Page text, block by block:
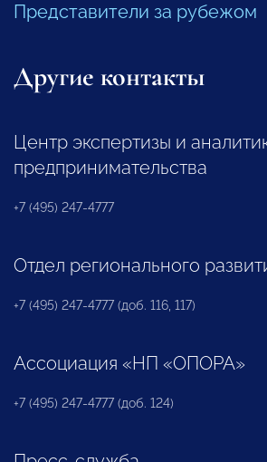
Представители за рубежом
Другие контакты
Центр экспертизы и
предпринимательства
+7 (495) 247-4777
Отдел регионального
+7 (495) 247-4777 (доб. 116, 117)
Ассоциация «НП «ОПОРА»
+7 (495) 247-4777 (доб. 124)